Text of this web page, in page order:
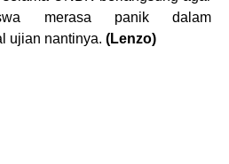
merasa panik dalam
ujian nantinya. (Lenzo)